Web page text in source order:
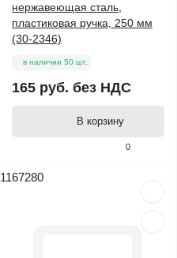
0
нержавеющая сталь,
пластиковая ручка, 250 мм
(30-2346)
в наличии 50 шт.
165 руб. без НДС
В корзину
1167280